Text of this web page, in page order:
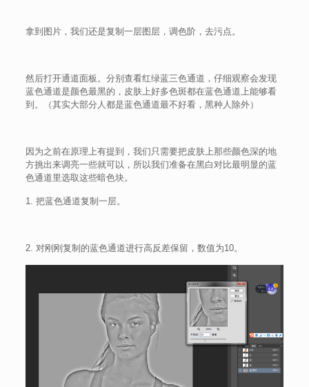
拿到图片，我们还是复制一层图层，调色阶，去污点。
然后打开通道面板。分别查看红绿蓝三色通道，仔细观察会发现
蓝色通道是颜色最黑的，皮肤上好多色斑都在蓝色通道上能够看
到。（其实大部分人都是蓝色通道最不好看，黑种人除外）
因为之前在原理上有提到，我们只需要把皮肤上那些颜色深的地
方挑出来调亮一些就可以，所以我们准备在黑白对比最明显的蓝
色通道里选取这些暗色块。
1. 把蓝色通道复制一层。
2. 对刚刚复制的蓝色通道进行高反差保留，数值为10。